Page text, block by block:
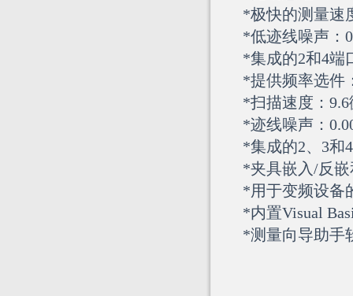
*极快的测量速
*低迹线噪声：
*集成的2和4端
*提供频率选件
*扫描速度：
*迹线噪声：
*集成的2、3和
*夹具嵌入/反
*用于变频设备
*内置Visual
*测量向导助手